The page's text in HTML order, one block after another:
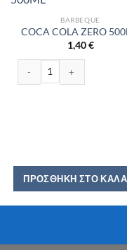
BARBEQUE
COCA COLA ZERO
1,40€
COCA COLA ZERO 500ML
ΠΡΟΣΘΉΚΗ ΣΤΟ